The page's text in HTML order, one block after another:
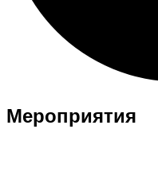
Мероприятия